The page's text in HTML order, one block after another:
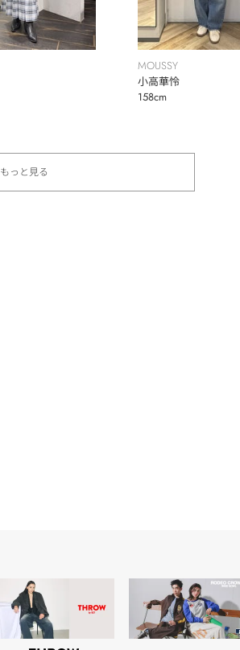
MOUSSY
小高華怜
158cm
もっと見る